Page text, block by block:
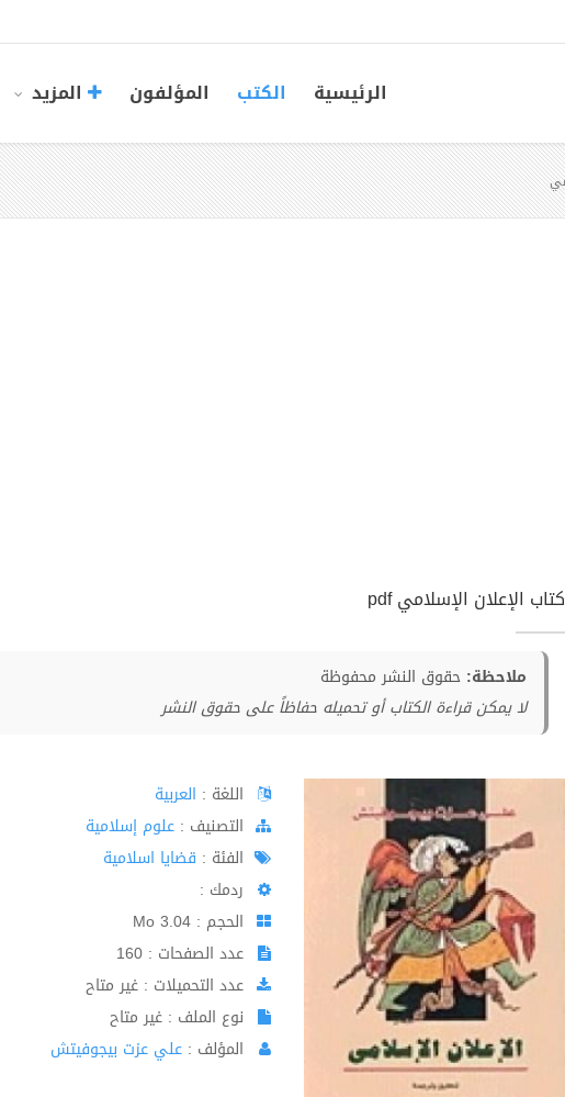
الرئيسية الكتب المؤلفون المزيد
كتاب الإعلان الإسلامي pdf
ملاحظة: حقوق النشر محفوظة
لا يمكن قراءة الكتاب أو تحميله حفاظاً على حقوق النشر
اللغة : العربية
اﻟﺘﺼﻨﻴﻒ : علوم إسلامية
الفئة : قضايا اسلامية
ردمك :
الحجم : 3.04 Mo
عدد الصفحات : 160
عدد التحميلات : غير متاح
نوع الملف : غير متاح
المؤلف : علي عزت بيجوفيتش